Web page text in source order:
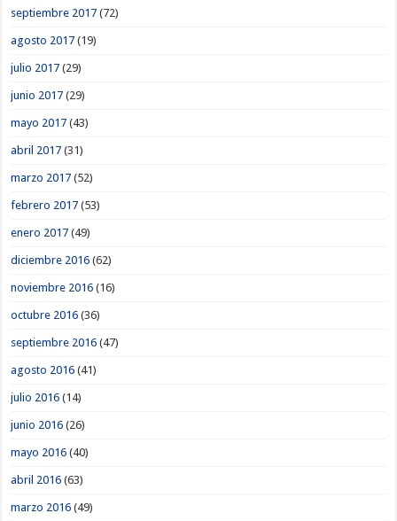
septiembre 2017 (72)
agosto 2017 (19)
julio 2017 (29)
junio 2017 (29)
mayo 2017 (43)
abril 2017 (31)
marzo 2017 (52)
febrero 2017 (53)
enero 2017 (49)
diciembre 2016 (62)
noviembre 2016 (16)
octubre 2016 (36)
septiembre 2016 (47)
agosto 2016 (41)
julio 2016 (14)
junio 2016 (26)
mayo 2016 (40)
abril 2016 (63)
marzo 2016 (49)